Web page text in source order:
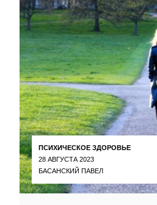
ПСИХИЧЕСКОЕ ЗДОРОВЬЕ
28 АВГУСТА 2023
БАСАНСКИЙ ПАВЕЛ